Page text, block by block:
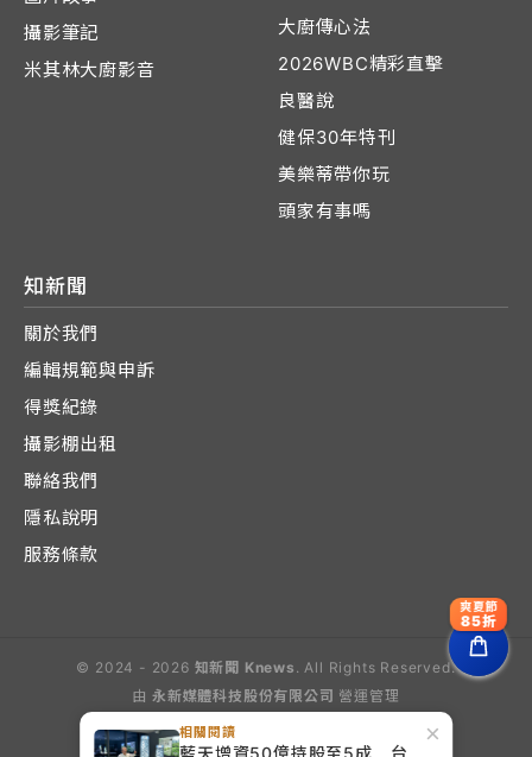
×
相關閱讀
藍天增資50億持股至5成 台
攝影筆記
米其林大廚影音
大廚傳心法
2026WBC精彩直擊
良醫說
健保30年特刊
美樂蒂帶你玩
頭家有事嗎
知新聞
關於我們
編輯規範與申訴
得獎紀錄
攝影棚出租
聯絡我們
隱私說明
服務條款
© 2024 - 2026 知新聞 Knews . All Rights Reserved.
由 永新媒體科技股份有限公司 營運管理
爽夏節
85折